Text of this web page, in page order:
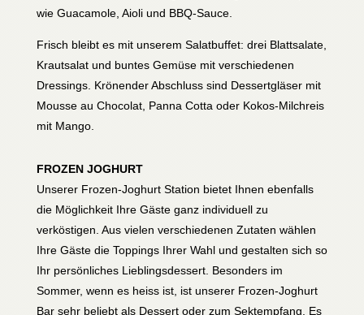
wie Guacamole, Aioli und BBQ-Sauce.
Frisch bleibt es mit unserem Salatbuffet: drei Blattsalate,
Krautsalat und buntes Gemüse mit verschiedenen
Dressings. Krönender Abschluss sind Dessertgläser mit
Mousse au Chocolat, Panna Cotta oder Kokos-Milchreis
mit Mango.
FROZEN JOGHURT
Unserer Frozen-Joghurt Station bietet Ihnen ebenfalls
die Möglichkeit Ihre Gäste ganz individuell zu
verköstigen. Aus vielen verschiedenen Zutaten wählen
Ihre Gäste die Toppings Ihrer Wahl und gestalten sich so
Ihr persönliches Lieblingsdessert. Besonders im
Sommer, wenn es heiss ist, ist unserer Frozen-Joghurt
Bar sehr beliebt als Dessert oder zum Sektempfang. Es